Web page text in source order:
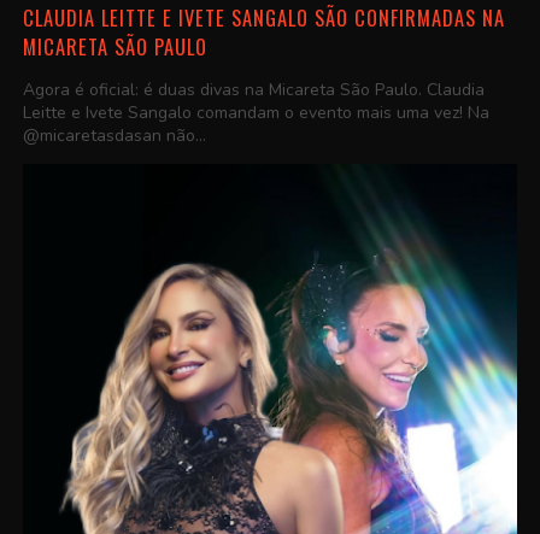
CLAUDIA LEITTE E IVETE SANGALO SÃO CONFIRMADAS NA
MICARETA SÃO PAULO
Agora é oficial: é duas divas na Micareta São Paulo. Claudia
Leitte e Ivete Sangalo comandam o evento mais uma vez! Na
@micaretasdasan não...